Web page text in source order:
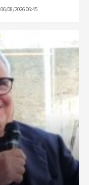
06/08/2026 06:45